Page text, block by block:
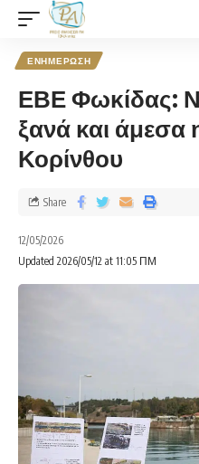
ΕΝΗΜΕΡΩΣΗ
ΕΒΕ Φωκίδας:
ξανά και άμεσα
Κορίνθου
12/05/2026
Updated 2026/05/12 at 11:05 ΠΜ
Share